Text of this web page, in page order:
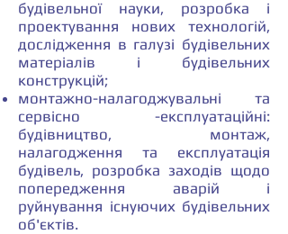
будівельної науки, розробка і
проектування нових технологій,
дослідження в галузі будівельних
матеріалів і будівельних
конструкцій;
монтажно-налагоджувальні та
сервісно -експлуатаційні:
будівництво, монтаж,
налагодження та експлуатація
будівель, розробка заходів щодо
попередження аварій і
руйнування існуючих будівельних
об'єктів.